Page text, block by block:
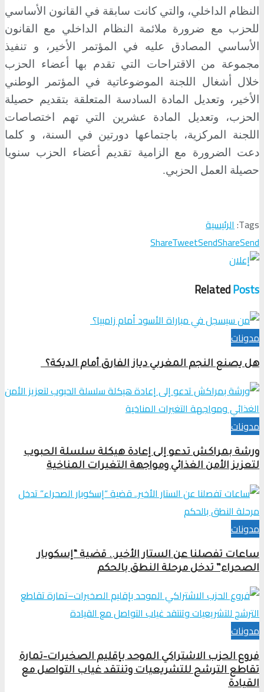
النظام الداخلي، والتي كانت سابقة في القانون الأساسي
للحزب مع ضرورة ملائمة النظام الداخلي مع القانون
الأساسي المصادق عليه في المؤتمر الأخير، و تنفيذ
مجموعة من الاقتراحات التي تقدم بها أعضاء الحزب
خلال أشغال اللجنة الموضوعاتية في المؤتمر الوطني
الأخير، وتعديل المادة السادسة المتعلقة بتقديم حصيلة
الحزب، وتعديل المادة عشرين التي تهم اختصاصات
اللجنة المركزية، باجتماعها دورتين في السنة، و كلما
دعت الضرورة مع الزامية تقديم أعضاء الحزب سنويا
حصيلة العمل الحزبي.
Tags: الرئيسية
ShareTweetSendShareSend
RelatedPosts
مدونات
هل يصنع النجم المغربي دياز الفارق أمام الديكة؟
مدونات
ورشة بمراكش تدعو إلى إعادة هيكلة سلسلة الحبوب
لتعزيز الأمن الغذائي ومواجهة التغيرات المناخية
مدونات
ساعات تفصلنا عن الستار الأخير.. قضية “إسكوبار
الصحراء” تدخل مرحلة النطق بالحكم
مدونات
فروع الحزب الاشتراكي الموحد بإقليم الصخيرات–تمارة
تقاطع الترشح للتشريعيات وتنتقد غياب التواصل مع
القيادة